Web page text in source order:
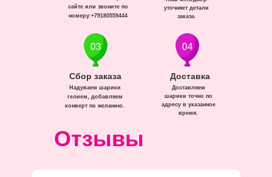
Доставка
Доставляем
шарики точно по
адресу в указанное
время.
Сбор заказа
Надуваем шарики
гелием, добавляем
конверт по желанию.
сайте или звоните по
номеру:+79180559444
уточняет детали
заказа.
Отзывы